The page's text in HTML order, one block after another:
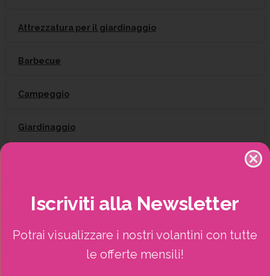
Attrezzatura per il giardinaggio
Barbecue
Campeggio
Giardinaggio
Iscriviti alla Newsletter
Potrai visualizzare i nostri volantini con tutte
le offerte mensili!